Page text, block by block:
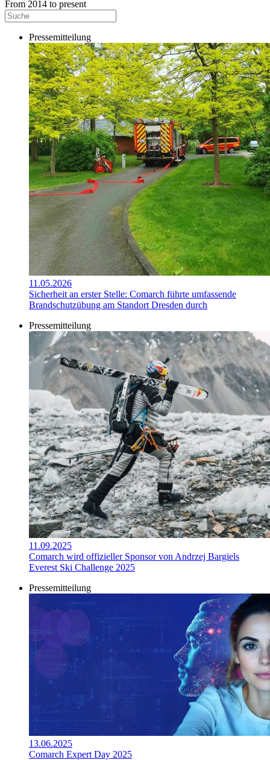
From 2014 to present
Pressemitteilung
11.05.2026
Sicherheit an erster Stelle: Comarch führte umfassende
Brandschutzübung am Standort Dresden durch
Pressemitteilung
11.09.2025
Comarch wird offizieller Sponsor von Andrzej Bargiels
Everest Ski Challenge 2025
Pressemitteilung
13.06.2025
Comarch Expert Day 2025